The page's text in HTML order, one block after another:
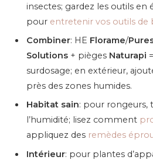
insectes; gardez les outils en
pour entretenir vos outils de
Combiner: HE Florame/
Solutions + pièges Naturapi
surdosage; en extérieur,
près des zones humides.
Habitat sain: pour rongeurs,
l’humidité; lisez comment
appliquez des remèdes
Intérieur: pour plantes